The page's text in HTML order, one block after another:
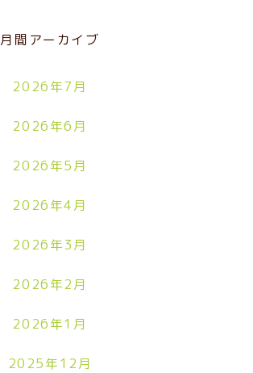
月間アーカイブ
2026年7月
2026年6月
2026年5月
2026年4月
2026年3月
2026年2月
2026年1月
2025年12月